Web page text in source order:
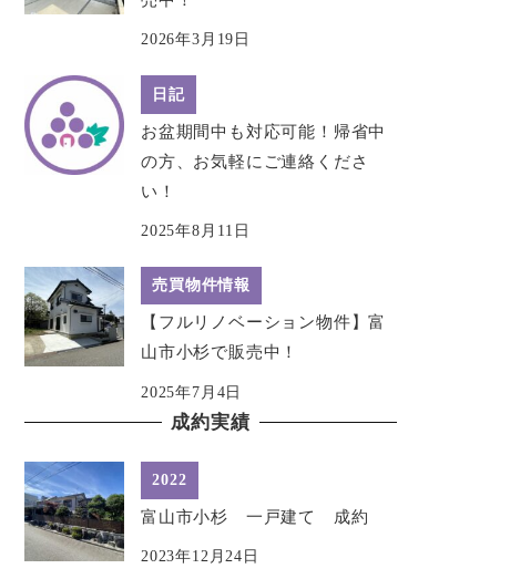
2026年3月19日
日記
お盆期間中も対応可能！帰省中
の方、お気軽にご連絡くださ
い！
2025年8月11日
売買物件情報
【フルリノベーション物件】富
山市小杉で販売中！
2025年7月4日
成約実績
2022
富山市小杉 一戸建て 成約
2023年12月24日